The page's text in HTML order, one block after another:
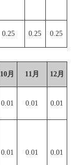
0.25 0.25 0.25
10月 11月 12月
0.01 0.01
0.01
0.01 0.01 0.01